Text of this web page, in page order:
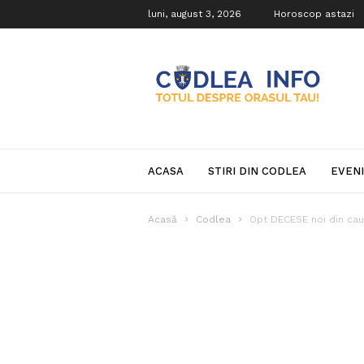
luni, august 3, 2026 Horoscop astazi
Info
ACASA STIRI DIN CODLEA
Acasă Codlea Opt DECESE noi din